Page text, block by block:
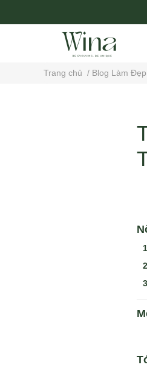
Trang chủ / Blog Làm
T